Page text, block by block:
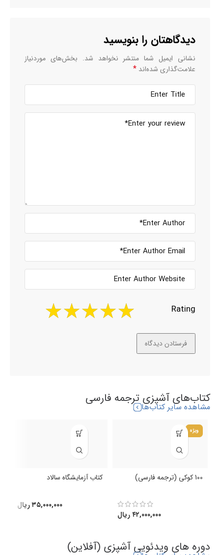
دیدگاهتان را بنویسید
نشانی ایمیل شما منتشر نخواهد شد. بخش‌های موردنیاز
علامت‌گذاری شده‌اند *
Rating
کتاب‌های آشپزی ترجمه فارسی
مشاهده سایر کتاب‌ها
ویژه
100 کوکی (ترجمه فارسی)
۴۲,۰۰۰,۰۰۰ریال
کتاب آزمایشگاه سالاد
۳۵,۰۰۰,۰۰۰ریال
دوره های ویدئویی آشپزی (آفلاین)